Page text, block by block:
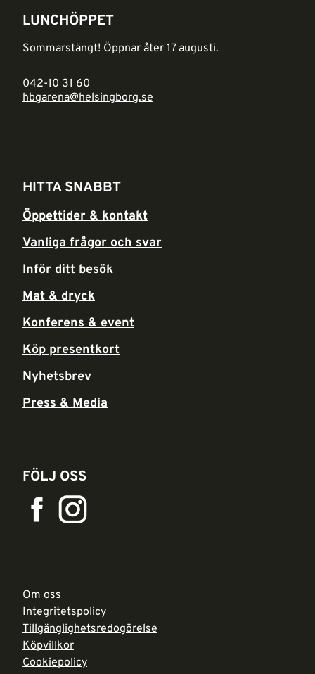
LUNCHÖPPET
Sommarstängt! Öppnar åter 17 augusti.
042-10 31 60
hbgarena@helsingborg.se
HITTA SNABBT
Öppettider & kontakt
Vanliga frågor och svar
Inför ditt besök
Mat & dryck
Konferens & event
Köp presentkort
Nyhetsbrev
Press & Media
FÖLJ OSS
Om oss
Integritetspolicy
Tillgänglighetsredogörelse
Köpvillkor
Cookiepolicy